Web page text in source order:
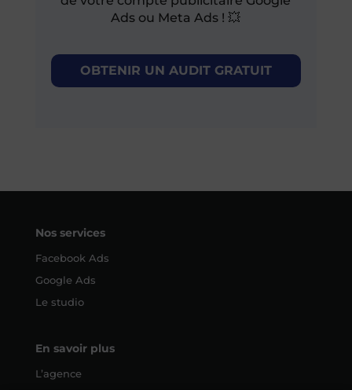
Ads ou Meta Ads ! 💥
OBTENIR UN AUDIT GRATUIT
Nos services
Facebook Ads
Google Ads
Le studio
En savoir plus
L’agence